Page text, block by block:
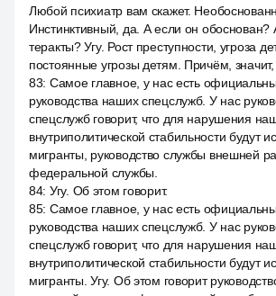
Любой психиатр вам скажет.
Инстинктивный, да. А если он обоснован?
теракты? Угу. Рост преступности, угроза
постоянные угрозы детям. Причём,
83: Самое главное, у нас есть
руководства наших спецслужб. У нас
спецслужб говорит, что для нарушения
внутриполитической стабильности будут
мигранты, руководство службы внешней
федеральной службы.
84: Угу. Об этом говорит.
85: Самое главное, у нас есть
руководства наших спецслужб. У нас
спецслужб говорит, что для нарушения
внутриполитической стабильности будут
мигранты. Угу. Об этом говорит